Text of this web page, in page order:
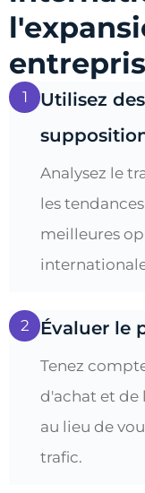
1
Utilisez
Analysez le
les
meilleures
2 Évaluer le
Tenez
d'achat et de
au lieu de
trafic.